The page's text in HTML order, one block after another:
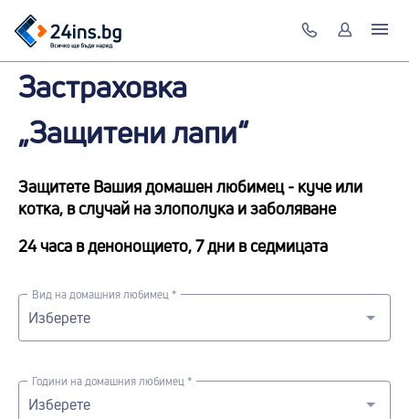
Застраховка
„Защитени лапи“
Защитете Вашия домашен любимец - куче или
котка, в случай на злополука и заболяване
24 часа в денонощието, 7 дни в седмицата
Вид на домашния любимец *
Години на домашния любимец *